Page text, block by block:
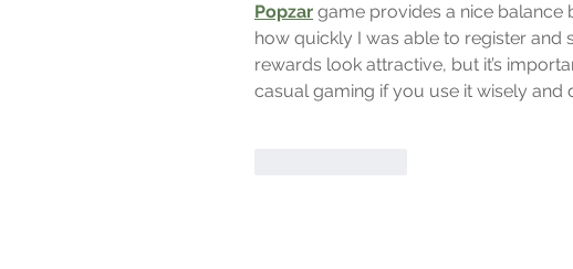
Popzar game provides a nice balance
how quickly I was able to register
rewards look attractive, but it’s
casual gaming if you use it wisely and